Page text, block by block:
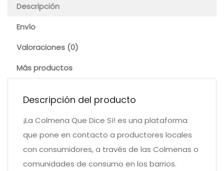
Descripción
Envío
Valoraciones (0)
Más productos
Descripción del producto
¡La Colmena Que Dice Sí! es una plataforma
que pone en contacto a productores locales
con consumidores, a través de las Colmenas o
comunidades de consumo en los barrios.